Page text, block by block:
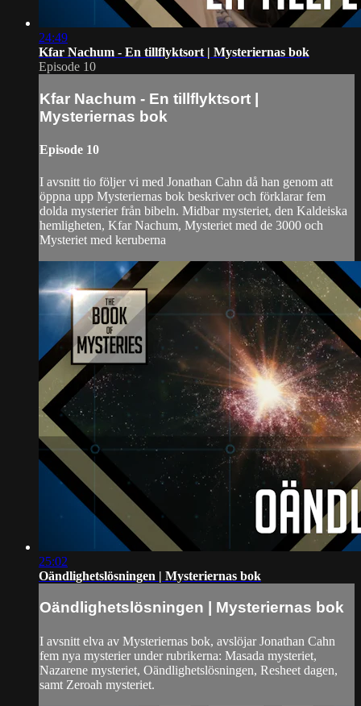
24:49
Kfar Nachum - En tillflyktsort | Mysteriernas bok
Episode 10
Kfar Nachum - En tillflyktsort |
Mysteriernas bok
Episode 10
I avsnitt tio följer vi med Jonathan Cahn då han genom att
öppna upp Mysteriernas bok beskriver och förklarar fem
dolda mysterier från bibeln. Midbar mysteriet, den Kaldeiska
hemligheten, Kfar Nachum, Mysteriet med de 3000 och
Mysteriet med keruberna
25:02
Oändlighetslösningen | Mysteriernas bok
Oändlighetslösningen | Mysteriernas bok
I avsnitt elva av Mysteriernas bok, avslöjar Jonathan Cahn
fem nya mysterier under rubrikerna: Masada mysteriet,
Nazarene mysteriet, Oändlighetslösningen, Resheet dagen,
samt Zeroah mysteriet.